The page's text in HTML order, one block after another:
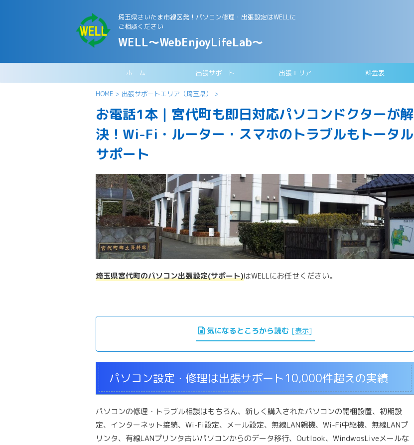
埼玉県さいたま市緑区発！パソコン修理・出張設定はWELLに
ご相談ください
WELL～WebEnjoyLifeLab～
ホーム 出張サポート 出張エリア 料金表
HOME > 出張サポートエリア（埼玉県） >
お電話1本｜宮代町も即日対応パソコンドクターが解
決！Wi-Fi・ルーター・スマホのトラブルもトータル
サポート
埼玉県宮代町のパソコン出張設定(サポート)はWELLにお任せください。
気になるところから読む [表示]
パソコン設定・修理は出張サポート10,000件超えの実績
パソコンの修理・トラブル相談はもちろん、新しく購入されたパソコンの開梱設置、初期設
定、インターネット接続、Wi-Fi設定、メール設定、無線LAN親機、Wi-Fi中継機、無線LANプ
リンタ、有線LANプリンタ古いパソコンからのデータ移行、Outlook、WindwosLiveメールな